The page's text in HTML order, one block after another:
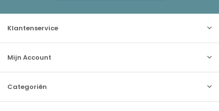
Klantenservice
Mijn Account
Categoriën